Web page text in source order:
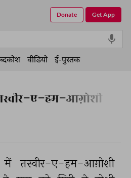
ए-हम-आग़ोशी
में
तस्वीर-ए-हम-आग़ोशी
Get App
Donate
वीडियो ई-पुस्तक